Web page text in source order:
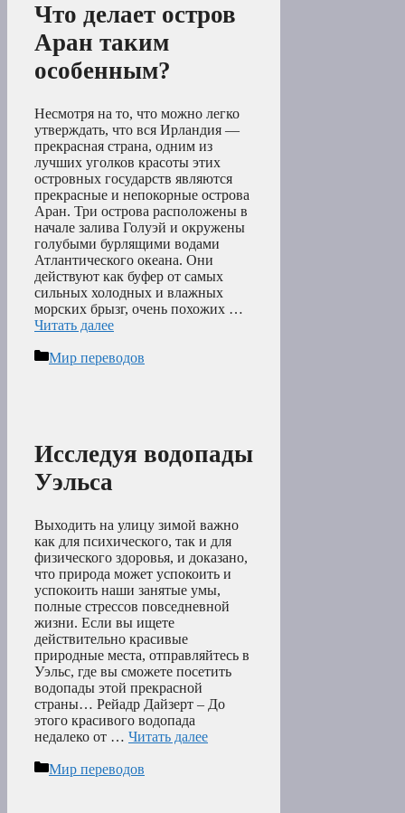
Что делает остров
Аран таким
особенным?
Несмотря на то, что можно легко
утверждать, что вся Ирландия —
прекрасная страна, одним из
лучших уголков красоты этих
островных государств являются
прекрасные и непокорные острова
Аран. Три острова расположены в
начале залива Голуэй и окружены
голубыми бурлящими водами
Атлантического океана. Они
действуют как буфер от самых
сильных холодных и влажных
морских брызг, очень похожих …
Читать далее
Рубрики
Мир переводов
Исследуя водопады
Уэльса
Выходить на улицу зимой важно
как для психического, так и для
физического здоровья, и доказано,
что природа может успокоить и
успокоить наши занятые умы,
полные стрессов повседневной
жизни. Если вы ищете
действительно красивые
природные места, отправляйтесь в
Уэльс, где вы сможете посетить
водопады этой прекрасной
страны… Рейадр Дайзерт – До
этого красивого водопада
недалеко от … Читать далее
Рубрики
Мир переводов